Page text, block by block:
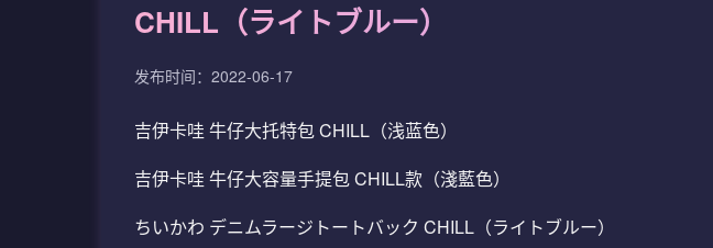
CHILL（ライトブルー）
发布时间：2022-06-17
吉伊卡哇 牛仔大托特包 CHILL（浅蓝色）
吉伊卡哇 牛仔大容量手提包 CHILL款（淺藍色）
ちいかわ デニムラージトートバック CHILL（ライトブルー）